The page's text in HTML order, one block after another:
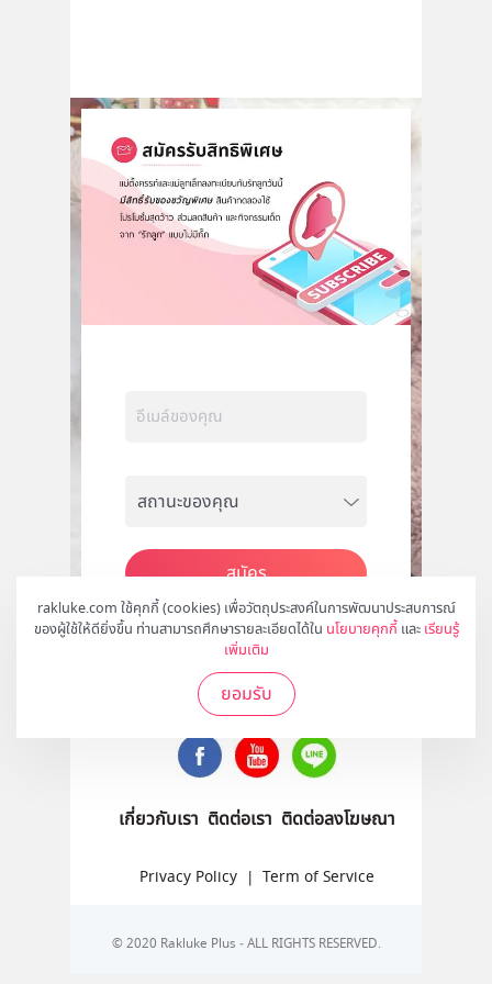
rakluke.com ใช้คุกกี้ (cookies) เพื่อวัตถุประสงค์ในการพัฒนาประสบการณ์
ของผู้ใช้ให้ดียิ่งขึ้น ท่านสามารถศึกษารายละเอียดได้ใน นโยบายคุกกี้ และ เรียนรู้
เพิ่มเติม
ยอมรับ
สมัคร
ติดตามเราได้ที่
เกี่ยวกับเรา ติดต่อเรา ติดต่อลงโฆษณา
Privacy Policy | Term of Service
© 2020 Rakluke Plus - ALL RIGHTS RESERVED.